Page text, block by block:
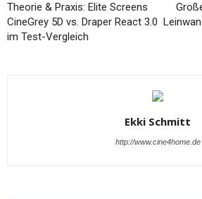
Theorie & Praxis: Elite Screens
CineGrey 5D vs. Draper React 3.0
im Test-Vergleich
Ekki Schmitt
http://www.cine4home.de